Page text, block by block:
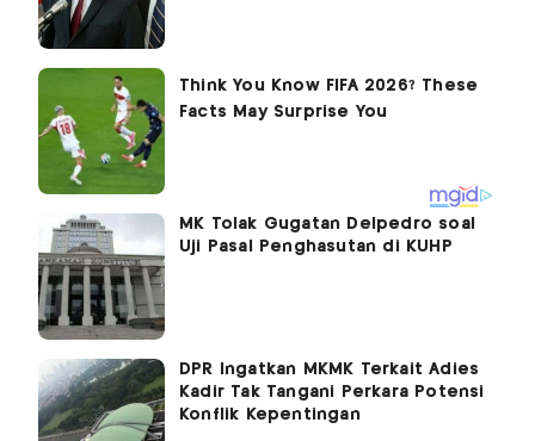
MK Tolak Gugatan Delpedro soal
Uji Pasal Penghasutan di KUHP
DPR Ingatkan MKMK Terkait Adies
Kadir Tak Tangani Perkara Potensi
Konflik Kepentingan